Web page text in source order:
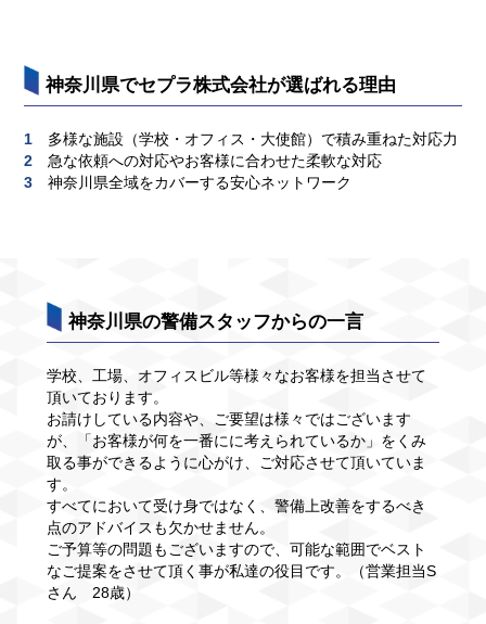
神奈川県でセプラ株式会社が選ばれる理由
1 多様な施設（学校・オフィス・大使館）で積み重ねた対応力
2 急な依頼への対応やお客様に合わせた柔軟な対応
3 神奈川県全域をカバーする安心ネットワーク
神奈川県の警備スタッフからの一言
学校、工場、オフィスビル等様々なお客様を担当させて
頂いております。
お請けしている内容や、ご要望は様々ではございます
が、「お客様が何を一番にに考えられているか」をくみ
取る事ができるように心がけ、ご対応させて頂いていま
す。
すべてにおいて受け身ではなく、警備上改善をするべき
点のアドバイスも欠かせません。
ご予算等の問題もございますので、可能な範囲でベスト
なご提案をさせて頂く事が私達の役目です。（営業担当S
さん 28歳）